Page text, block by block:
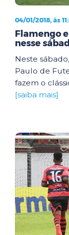
04/01/2018, às
Flamengo
nesse
Neste
Paulo de
fazem o
[saiba mais]